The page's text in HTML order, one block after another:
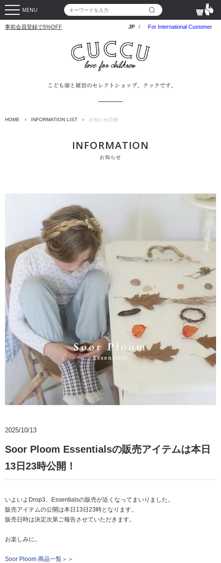
MENU
事前会員登録で5%OFF JP / For International Customer
HOME › INFORMATION LIST › お知らせ詳細
INFORMATION
お知らせ
2025/10/13
Soor Ploom Essentialsの販売アイテムは本日
13日23時公開！
いよいよDrop3、Essentialsの販売が近くなってまいりました。
販売アイテムの公開は本日13日23時となります。
販売日時は決定次第ご報告させていただきます。
お楽しみに。
Soor Ploom 商品一覧＞＞